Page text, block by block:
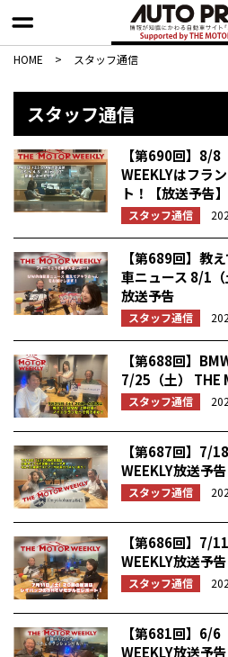
HOME > スタッフ通信
スタッフ通信
【第690回】8/8
WEEKLYはフラ
ト！【放送予告】
スタッフ通信
【第689回】教
車ニュース 8/1（
放送予告
スタッフ通信
【第688回】
7/25（土） THE
スタッフ通信
【第687回】7/
WEEKLY放送予告
スタッフ通信
【第686回】7/
WEEKLY放送予告
スタッフ通信
【第681回】6/6
WEEKLY放送予告